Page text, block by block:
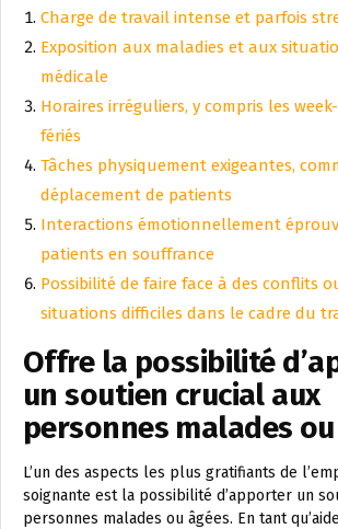
Charge de travail intense et parfois
Exposition aux maladies et aux
médicale
Horaires irréguliers, y compris les
fériés
Tâches physiquement exigeantes,
déplacement de patients
Interactions émotionnellement
patients en souffrance
Possibilité de faire face à des conflits
situations difficiles dans le cadre du
Offre la possibilité
un soutien crucial aux
personnes malades ou
L’un des aspects les plus gratifiants de
soignante est la possibilité d’apporter un
personnes malades ou âgées. En tant